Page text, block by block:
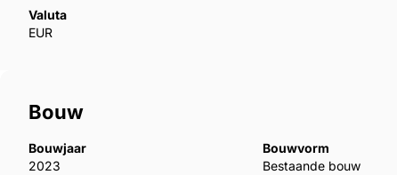
Valuta
EUR
Bouw
Bouwjaar
2023
Bouwvorm
Bestaande bouw